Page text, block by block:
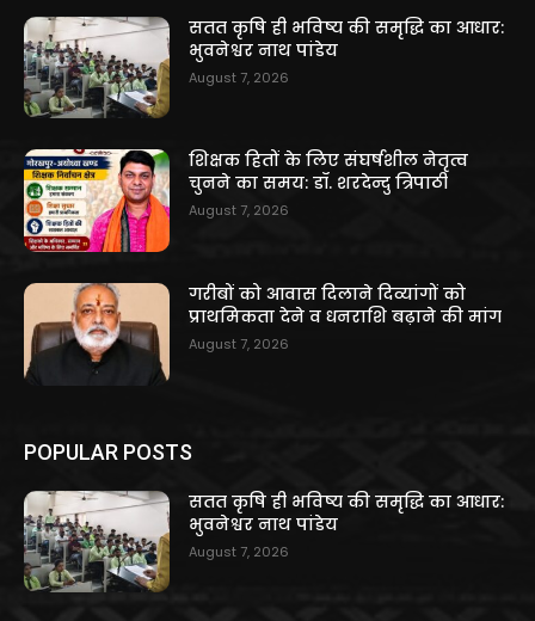
सतत कृषि ही भविष्य की समृद्धि का आधार:
भुवनेश्वर नाथ पांडेय
August 7, 2026
शिक्षक हितों के लिए संघर्षशील नेतृत्व
चुनने का समय: डॉ. शरदेन्दु त्रिपाठी
August 7, 2026
गरीबों को आवास दिलाने दिव्यांगों को
प्राथमिकता देने व धनराशि बढ़ाने की मांग
August 7, 2026
POPULAR POSTS
सतत कृषि ही भविष्य की समृद्धि का आधार:
भुवनेश्वर नाथ पांडेय
August 7, 2026